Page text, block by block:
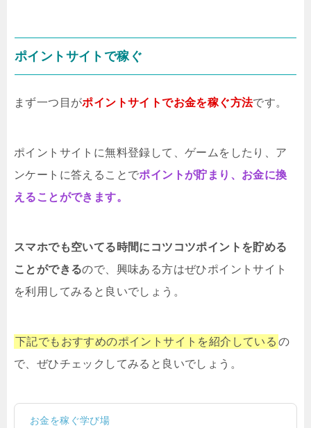
ポイントサイトで稼ぐ
まず一つ目がポイントサイトでお金を稼ぐ方法です。
ポイントサイトに無料登録して、ゲームをしたり、ア
ンケートに答えることでポイントが貯まり、お金に換
えることができます。
スマホでも空いてる時間にコツコツポイントを貯める
ことができるので、興味ある方はぜひポイントサイト
を利用してみると良いでしょう。
下記でもおすすめのポイントサイトを紹介している の
で、ぜひチェックしてみると良いでしょう。
お金を稼ぐ学び場